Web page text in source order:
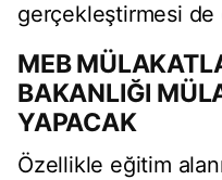
gerçekleştirmesi
MEB
BAKANLIĞI
YAPACAK
Özellikle eğitim